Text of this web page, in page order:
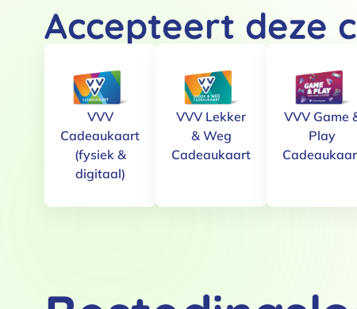
Accepteert deze
VVV
Cadeaukaart
(fysiek &
digitaal)
VVV Lekker
& Weg
Cadeaukaart
VVV Game
Play